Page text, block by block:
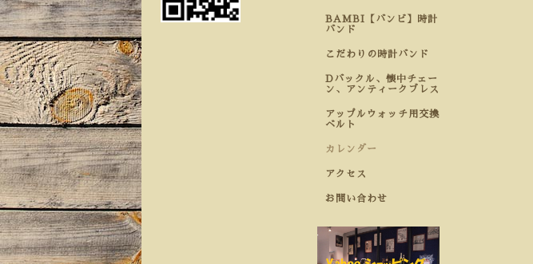
BAMBI【バンビ】時計
バンド
こだわりの時計バンド
Dバックル、懐中チェー
ン、アンティークブレス
アップルウォッチ用交換
ベルト
カレンダー
アクセス
お問い合わせ